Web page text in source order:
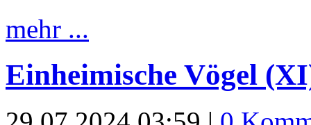
mehr ...
Einheimische Vögel